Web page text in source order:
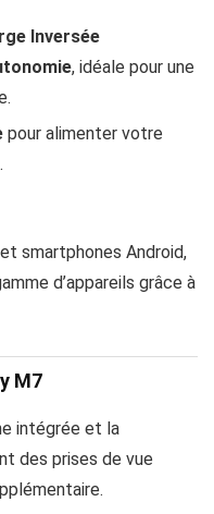
Inversée
, idéale pour une
pour alimenter votre
smartphones Android,
d’appareils grâce à
M7
intégrée et la
des prises de vue